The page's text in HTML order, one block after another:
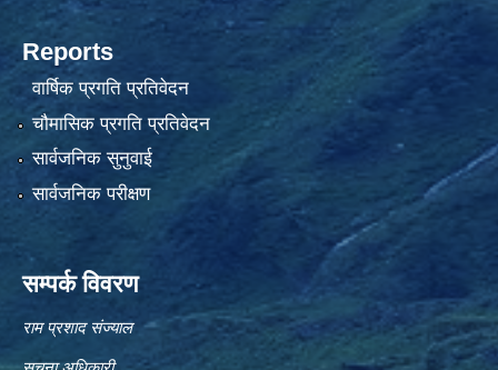
Reports
वार्षिक प्रगति प्रतिवेदन
चौमासिक प्रगति प्रतिवेदन
सार्वजनिक सुनुवाई
सार्वजनिक परीक्षण
सम्पर्क विवरण
राम प्रशाद संज्याल